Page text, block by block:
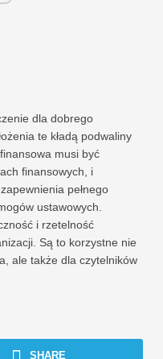
dla dobrego
te kładą podwaliny
musi być
finansowych, i
pełnego
ustawowych.
i rzetelność
Są to korzystne nie
ale także dla czytelników
SHARE